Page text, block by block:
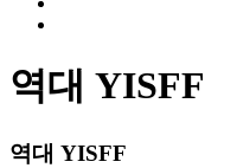
역대 YISFF
역대 YISFF